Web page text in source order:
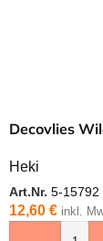
Decovlies
Heki
Art.Nr. 5-15792
12,60 € inkl.